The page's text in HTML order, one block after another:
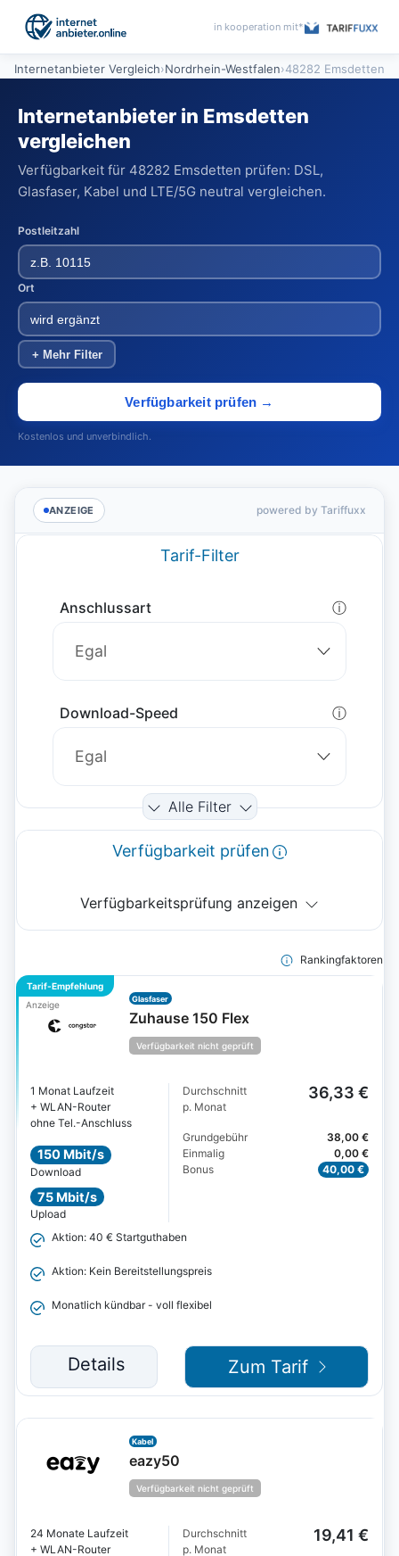
in kooperation mit*
Internetanbieter Vergleich›Nordrhein-Westfalen›48282 Emsdetten
Internetanbieter in Emsdetten
vergleichen
Verfügbarkeit für 48282 Emsdetten prüfen: DSL,
Glasfaser, Kabel und LTE/5G neutral vergleichen.
Postleitzahl
Ort
+ Mehr Filter
Verfügbarkeit prüfen →
Kostenlos und unverbindlich.
ANZEIGE powered by Tariffuxx